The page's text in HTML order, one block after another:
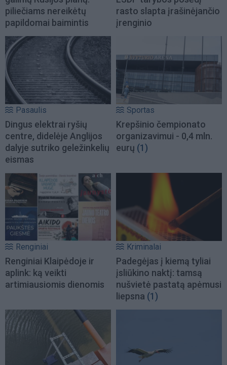
piliečiams nereikėtų
papildomai baimintis
rasto slapta įrašinėjančio
įrenginio
Pasaulis
Dingus elektrai ryšių
centre, didelėje Anglijos
dalyje sutriko geležinkelių
eismas
Sportas
Krepšinio čempionato
organizavimui - 0,4 mln.
eurų (1)
Renginiai
Renginiai Klaipėdoje ir
aplink: ką veikti
artimiausiomis dienomis
Kriminalai
Padegėjas į kiemą tyliai
įsliūkino naktį: tamsą
nušvietė pastatą apėmusi
liepsna (1)